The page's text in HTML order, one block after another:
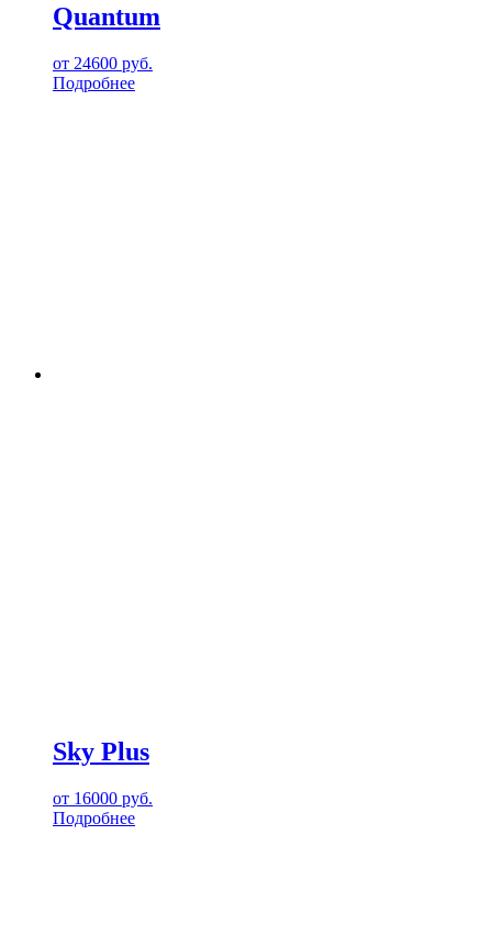
Quantum
от 24600 руб.
Подробнее
Sky Plus
от 16000 руб.
Подробнее